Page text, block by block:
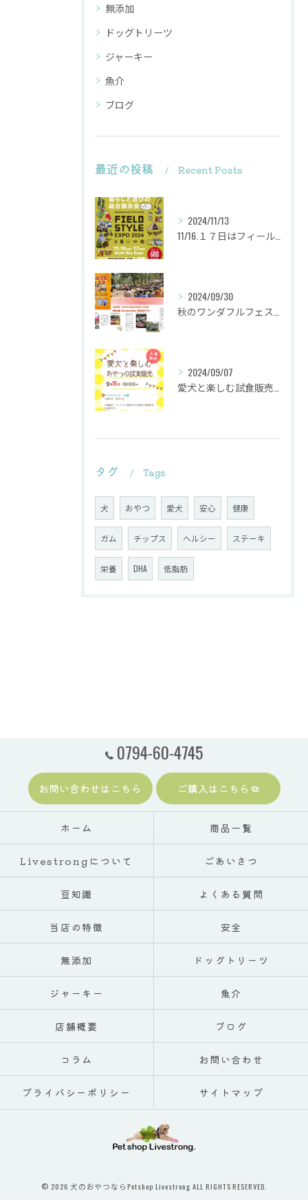
無添加
ドッグトリーツ
ジャーキー
魚介
ブログ
最近の投稿 Recent Posts
2024/11/13
2024/09/30
2024/09/07
タグ Tags
犬 おやつ 愛犬 安心 健康
ガム チップス ヘルシー ステーキ
栄養 DHA 低脂肪
0794-60-4745
お問い合わせはこちら ご購入はこちら
ホーム 商品一覧
Livestrongについて ごあいさつ
豆知識 よくある質問
当店の特徴 安全
無添加 ドッグトリーツ
ジャーキー 魚介
店舗概要 ブログ
コラム お問い合わせ
プライバシーポリシー サイトマップ
© 2026 犬のおやつならPetshop Livestrong ALL RIGHTS RESERVED.